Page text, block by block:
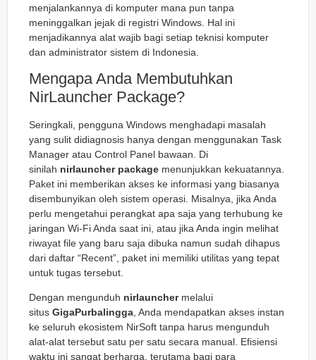
menjalankannya di komputer mana pun tanpa
meninggalkan jejak di registri Windows. Hal ini
menjadikannya alat wajib bagi setiap teknisi komputer
dan administrator sistem di Indonesia.
Mengapa Anda Membutuhkan
NirLauncher Package?
Seringkali, pengguna Windows menghadapi masalah
yang sulit didiagnosis hanya dengan menggunakan Task
Manager atau Control Panel bawaan. Di
sinilah nirlauncher package menunjukkan kekuatannya.
Paket ini memberikan akses ke informasi yang biasanya
disembunyikan oleh sistem operasi. Misalnya, jika Anda
perlu mengetahui perangkat apa saja yang terhubung ke
jaringan Wi-Fi Anda saat ini, atau jika Anda ingin melihat
riwayat file yang baru saja dibuka namun sudah dihapus
dari daftar “Recent”, paket ini memiliki utilitas yang tepat
untuk tugas tersebut.
Dengan mengunduh nirlaunchermelalui
situs GigaPurbalingga, Anda mendapatkan akses instan
ke seluruh ekosistem NirSoft tanpa harus mengunduh
alat-alat tersebut satu per satu secara manual. Efisiensi
waktu ini sangat berharga, terutama bagi para